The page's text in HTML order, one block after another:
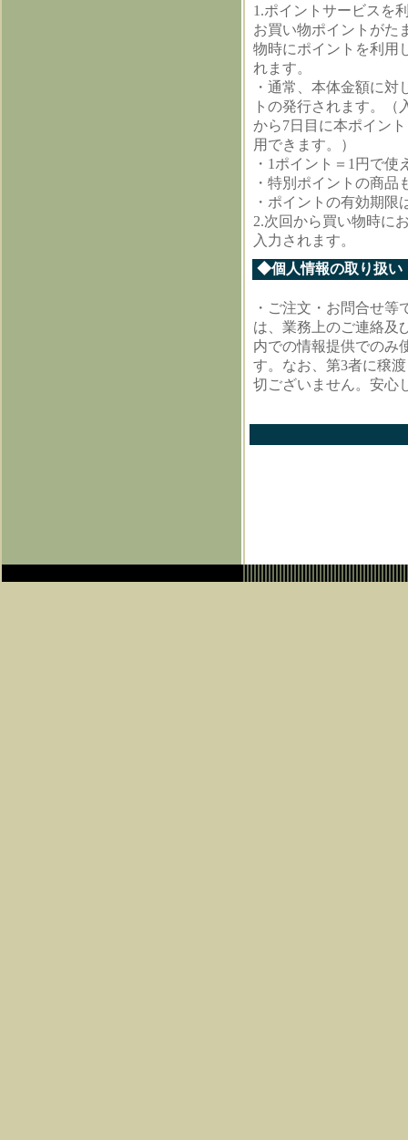
1.ポイントサービスを
お買い物ポイントがた
物時にポイントを利用
れます。
・通常、本体金額に対
トの発行されます。（
から7日目に本ポイン
用できます。）
・1ポイント＝1円で使
・特別ポイントの商品
・ポイントの有効期限
2.次回から買い物時に
入力されます。
◆個人情報の取り扱い
・ご注文・お問合せ等
は、業務上のご連絡及
内での情報提供でのみ
す。なお、第3者に穣
切ございません。安心